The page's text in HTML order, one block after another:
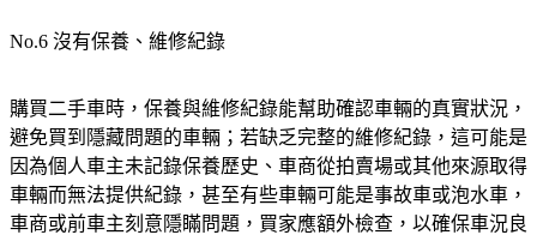
No.6 沒有保養、維修紀錄
購買二手車時，保養與維修紀錄能幫助確認車輛的真實狀況，
避免買到隱藏問題的車輛；若缺乏完整的維修紀錄，這可能是
因為個人車主未記錄保養歷史、車商從拍賣場或其他來源取得
車輛而無法提供紀錄，甚至有些車輛可能是事故車或泡水車，
車商或前車主刻意隱瞞問題，買家應額外檢查，以確保車況良